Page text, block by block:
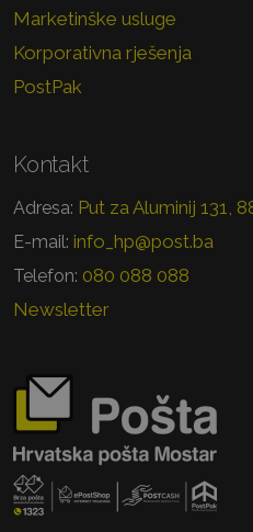
Marketinške usluge
Korporativna rješenja
PostPak
Kontakt
Adresa: Put za Aluminij 131,
E-mail: info_hp@post.ba
Telefon: 080 088 088
Newsletter